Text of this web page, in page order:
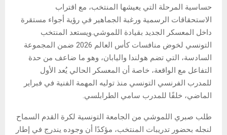
حساسية المرحلة التي يعيشها المنتخب، مع اقتراب
الاستحقاقات الرسمية ورغبة الجماهير في رؤية أجواء مستقرة
داخل المعسكر الجديد بقيادة اللموشي.ويستعد المنتخب
التونسي لخوض منافسات كأس العالم 2026 ضمن المجموعة
السادسة، التي تضم هولندا واليابان، وهو ما ضاعف من حدة
التفاعل مع الواقعة، خاصة أن المعسكر الحالي يُعد الأول
للمدرب الفرنسي التونسي منذ توليه المهمة الفنية في فبراير
الماضي، خلفًا للمدرب سامي الطرابلسي.
طلب صبري اللموشي من الجامعة التونسية لكرة القدم السماح
لنجله بحضور تدريبات المنتخب، مؤكدًا أن وجوده يندرج في إطار